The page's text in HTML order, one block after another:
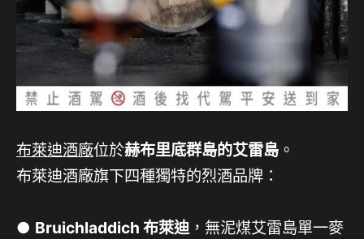
布萊迪酒廠位於赫布里底群島的艾雷島 。
布萊迪酒廠旗下四種獨特的烈酒品牌：
● Bruichladdich 布萊迪，無泥煤艾雷島單一麥